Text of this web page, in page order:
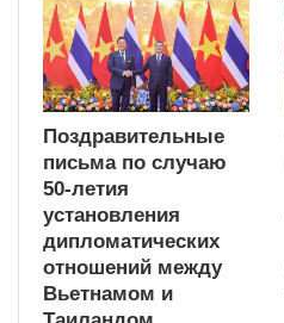
Поздравительные
письма по случаю
50-летия
установления
дипломатических
отношений между
Вьетнамом и